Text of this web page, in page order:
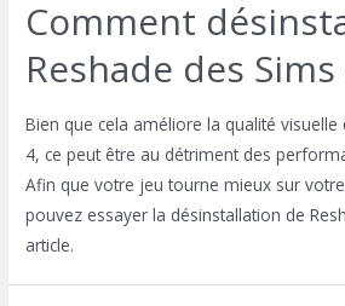
Comment
Reshade des Sims
Bien que cela améliore la qualité
4, ce peut être au détriment des
Afin que votre jeu tourne mieux sur
pouvez essayer la désinstallation de
article.